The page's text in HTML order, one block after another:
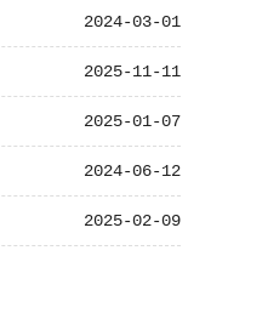
2024-03-01
2025-11-11
2025-01-07
2024-06-12
2025-02-09